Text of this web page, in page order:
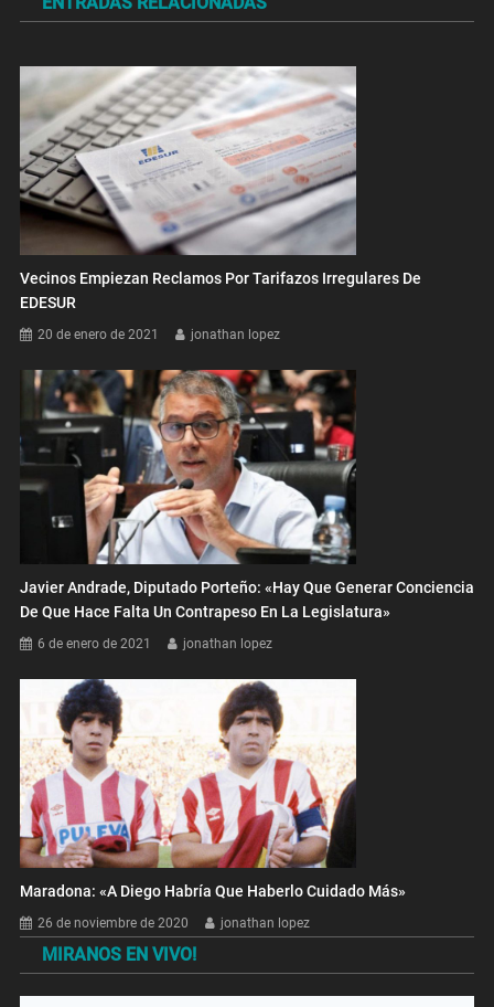
entradas
Vecinos Empiezan Reclamos Por Tarifazos Irregulares De
EDESUR
20 de enero de 2021 jonathan lopez
Javier Andrade, Diputado Porteño: «Hay Que Generar Conciencia
De Que Hace Falta Un Contrapeso En La Legislatura»
6 de enero de 2021 jonathan lopez
Maradona: «A Diego Habría Que Haberlo Cuidado Más»
26 de noviembre de 2020 jonathan lopez
MIRANOS EN VIVO!